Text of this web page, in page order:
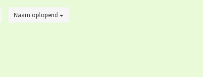
Naam oplopend